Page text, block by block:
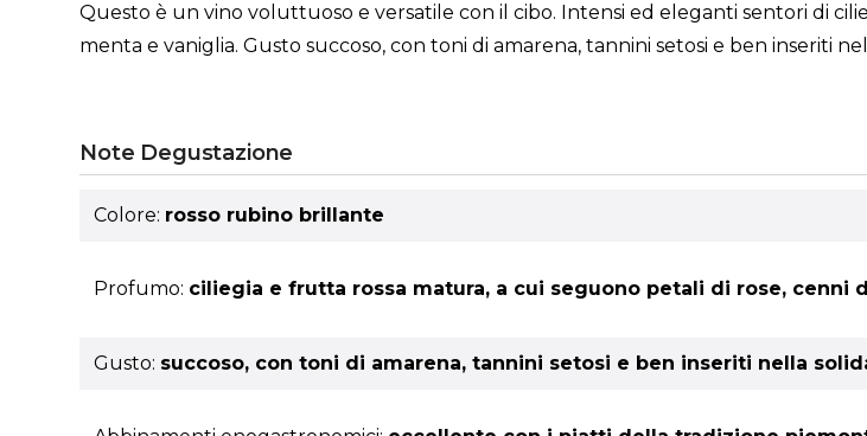
Questo è un vino voluttuoso e versatile con il cibo. Intensi ed eleganti sentori di
menta e vaniglia. Gusto succoso, con toni di amarena, tannini setosi e ben inseriti
Note Degustazione
Colore: rosso rubino brillante
Profumo: ciliegia e frutta rossa matura, a cui seguono petali di rose, cenni
Gusto: succoso, con toni di amarena, tannini setosi e ben inseriti nella